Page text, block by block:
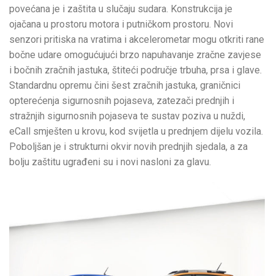
povećana je i zaštita u slučaju sudara. Konstrukcija je
ojačana u prostoru motora i putničkom prostoru. Novi
senzori pritiska na vratima i akcelerometar mogu otkriti rane
bočne udare omogućujući brzo napuhavanje zračne zavjese
i bočnih zračnih jastuka, štiteći područje trbuha, prsa i glave.
Standardnu opremu čini šest zračnih jastuka, graničnici
opterećenja sigurnosnih pojaseva, zatezači prednjih i
stražnjih sigurnosnih pojaseva te sustav poziva u nuždi,
eCall smješten u krovu, kod svijetla u prednjem dijelu vozila.
Poboljšan je i strukturni okvir novih prednjih sjedala, a za
bolju zaštitu ugrađeni su i novi nasloni za glavu.